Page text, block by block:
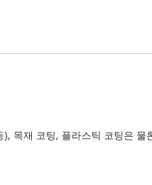
목재 코팅, 플라스틱 코팅은